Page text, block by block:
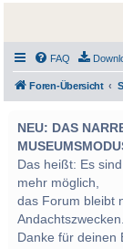
FAQ
Foren-Übersicht
NEU: DAS
Das heißt: Es
mehr möglich,
das Forum bleibt
Andachtszwecken.
Danke für deinen